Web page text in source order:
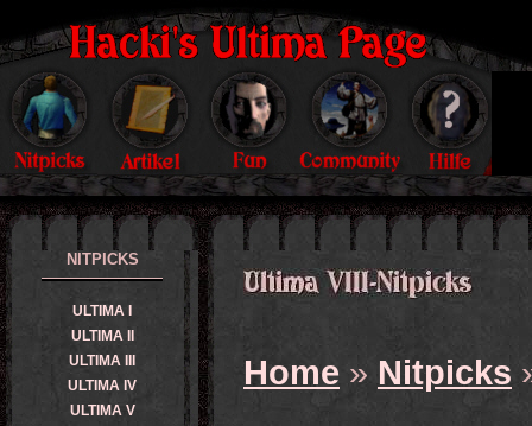
Home » Nitpicks
NITPICKS
ULTIMA I
ULTIMA II
ULTIMA III
ULTIMA IV
ULTIMA V